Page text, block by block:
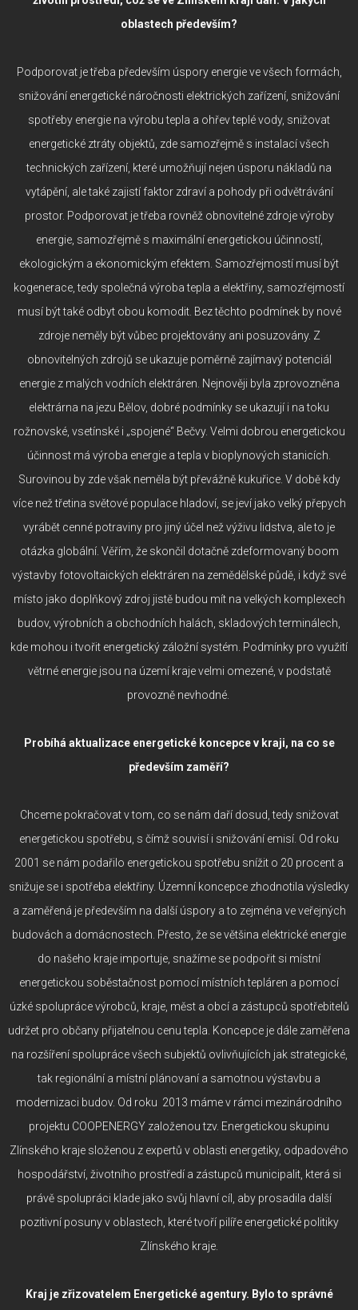
oblastech především?
Podporovat je třeba především úspory energie ve všech formách,
snižování energetické náročnosti elektrických zařízení, snižování
spotřeby energie na výrobu tepla a ohřev teplé vody, snižovat
energetické ztráty objektů, zde samozřejmě s instalací všech
technických zařízení, které umožňují nejen úsporu nákladů na
vytápění, ale také zajistí faktor zdraví a pohody při odvětrávání
prostor. Podporovat je třeba rovněž obnovitelné zdroje výroby
energie, samozřejmě s maximální energetickou účinností,
ekologickým a ekonomickým efektem. Samozřejmostí musí být
kogenerace, tedy společná výroba tepla a elektřiny, samozřejmostí
musí být také odbyt obou komodit. Bez těchto podmínek by nové
zdroje neměly být vůbec projektovány ani posuzovány. Z
obnovitelných zdrojů se ukazuje poměrně zajímavý potenciál
energie z malých vodních elektráren. Nejnověji byla zprovozněna
elektrárna na jezu Bělov, dobré podmínky se ukazují i na toku
rožnovské, vsetínské i „spojené“ Bečvy. Velmi dobrou energetickou
účinnost má výroba energie a tepla v bioplynových stanicích.
Surovinou by zde však neměla být převážně kukuřice. V době kdy
více než třetina světové populace hladoví, se jeví jako velký přepych
vyrábět cenné potraviny pro jiný účel než výživu lidstva, ale to je
otázka globální. Věřím, že skončil dotačně zdeformovaný boom
výstavby fotovoltaických elektráren na zemědělské půdě, i když své
místo jako doplňkový zdroj jistě budou mít na velkých komplexech
budov, výrobních a obchodních halách, skladových terminálech,
kde mohou i tvořit energetický záložní systém. Podmínky pro využití
větrné energie jsou na území kraje velmi omezené, v podstatě
provozně nevhodné.
Probíhá aktualizace energetické koncepce v kraji, na co se
především zaměří?
Chceme pokračovat v tom, co se nám daří dosud, tedy snižovat
energetickou spotřebu, s čímž souvisí i snižování emisí. Od roku
2001 se nám podařilo energetickou spotřebu snížit o 20 procent a
snižuje se i spotřeba elektřiny. Územní koncepce zhodnotila výsledky
a zaměřená je především na další úspory a to zejména ve veřejných
budovách a domácnostech. Přesto, že se většina elektrické energie
do našeho kraje importuje, snažíme se podpořit si místní
energetickou soběstačnost pomocí místních tepláren a pomocí
úzké spolupráce výrobců, kraje, měst a obcí a zástupců spotřebitelů
udržet pro občany přijatelnou cenu tepla. Koncepce je dále zaměřena
na rozšíření spolupráce všech subjektů ovlivňujících jak strategické,
tak regionální a místní plánovaní a samotnou výstavbu a
modernizaci budov. Od roku 2013 máme v rámci mezinárodního
projektu COOPENERGY založenou tzv. Energetickou skupinu
Zlínského kraje složenou z expertů v oblasti energetiky, odpadového
hospodářství, životního prostředí a zástupců municipalit, která si
právě spolupráci klade jako svůj hlavní cíl, aby prosadila další
pozitivní posuny v oblastech, které tvoří pilíře energetické politiky
Zlínského kraje.
Kraj je zřizovatelem Energetické agentury. Bylo to správné